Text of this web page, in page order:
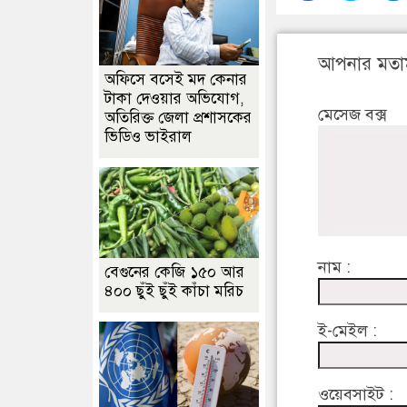
আপনার
মেসেজ বক্স
নাম :
ই-মেইল :
ওয়েবসাইট :
অফিসে বসেই মদ কেনার
টাকা দেওয়ার অভিযোগ,
অতিরিক্ত জেলা প্রশাসকের
ভিডিও ভাইরাল
বেগুনের কেজি ১৫০ আর
৪০০ ছুঁই ছুঁই কাঁচা মরিচ